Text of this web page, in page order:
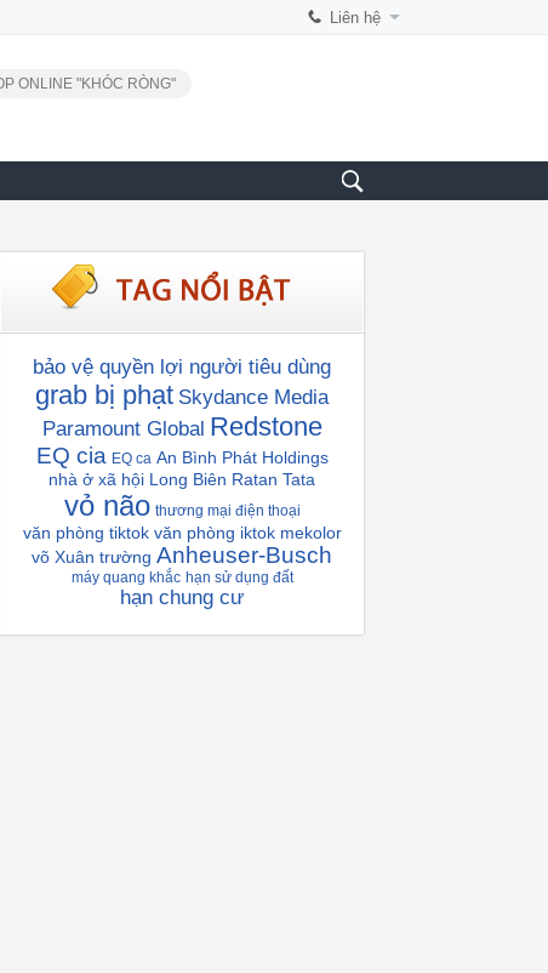
Liên hệ
ONLINE "KHÓC RÒNG"
bảo vệ quyền lợi người tiêu dùng
grab bị phạt Skydance Media
Paramount Global Redstone
EQ cia EQ ca An Bình Phát Holdings
nhà ở xã hội Long Biên Ratan Tata
vỏ não thương mại điện thoại
văn phòng tiktok văn phòng iktok mekolor
võ Xuân trường Anheuser-Busch
máy quang khắc hạn sử dụng đất
hạn chung cư